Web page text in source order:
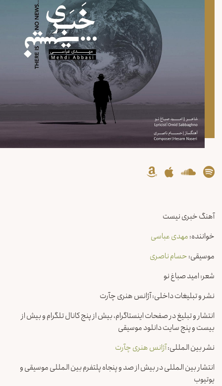
آهنگ خبری نیست
خواننده:مهدی عباسی
موسیقی:حسام ناصری
شعر: امید صباغ نو
نشر و تبلیغات داخلی: آژانس هنری چآرت
انتشار و تبلیغ در صفحات اینستاگرام، بیش از پنج کانال تلگرام و بیش از
بیست و پنج سایت دانلود موسیقی
نشر بین المللی:آژانس هنری چآرت
انتشار بین المللی در بیش از صد و پنجاه پلتفرم بین المللی موسیقی و
یوتیوب